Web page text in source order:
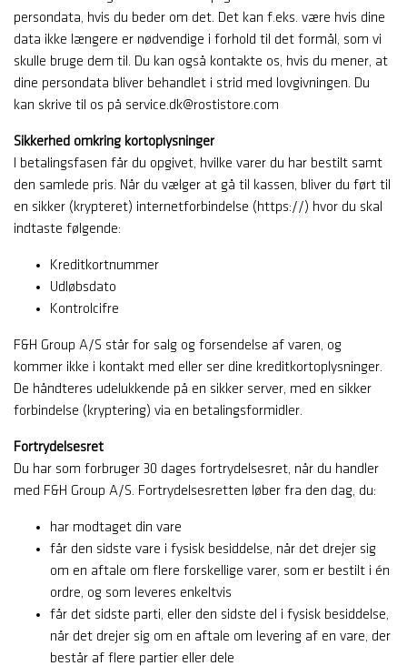
persondata, hvis du beder om det. Det kan f.eks. være hvis dine
data ikke længere er nødvendige i forhold til det formål, som vi
skulle bruge dem til. Du kan også kontakte os, hvis du mener, at
dine persondata bliver behandlet i strid med lovgivningen. Du
kan skrive til os på service.dk@rostistore.com
Sikkerhed omkring kortoplysninger
I betalingsfasen får du opgivet, hvilke varer du har bestilt samt
den samlede pris. Når du vælger at gå til kassen, bliver du ført til
en sikker (krypteret) internetforbindelse (https://) hvor du skal
indtaste følgende:
Kreditkortnummer
Udløbsdato
Kontrolcifre
F&H Group A/S står for salg og forsendelse af varen, og
kommer ikke i kontakt med eller ser dine kreditkortoplysninger.
De håndteres udelukkende på en sikker server, med en sikker
forbindelse (kryptering) via en betalingsformidler.
Fortrydelsesret
Du har som forbruger 30 dages fortrydelsesret, når du handler
med F&H Group A/S. Fortrydelsesretten løber fra den dag, du:
har modtaget din vare
får den sidste vare i fysisk besiddelse, når det drejer sig
om en aftale om flere forskellige varer, som er bestilt i én
ordre, og som leveres enkeltvis
får det sidste parti, eller den sidste del i fysisk besiddelse,
når det drejer sig om en aftale om levering af en vare, der
består af flere partier eller dele